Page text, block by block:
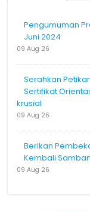
Pengumuman
Juni 2024
09 Aug 26
Serahkan
Sertifikat
krusial
09 Aug 26
Berikan
Kembali
09 Aug 26